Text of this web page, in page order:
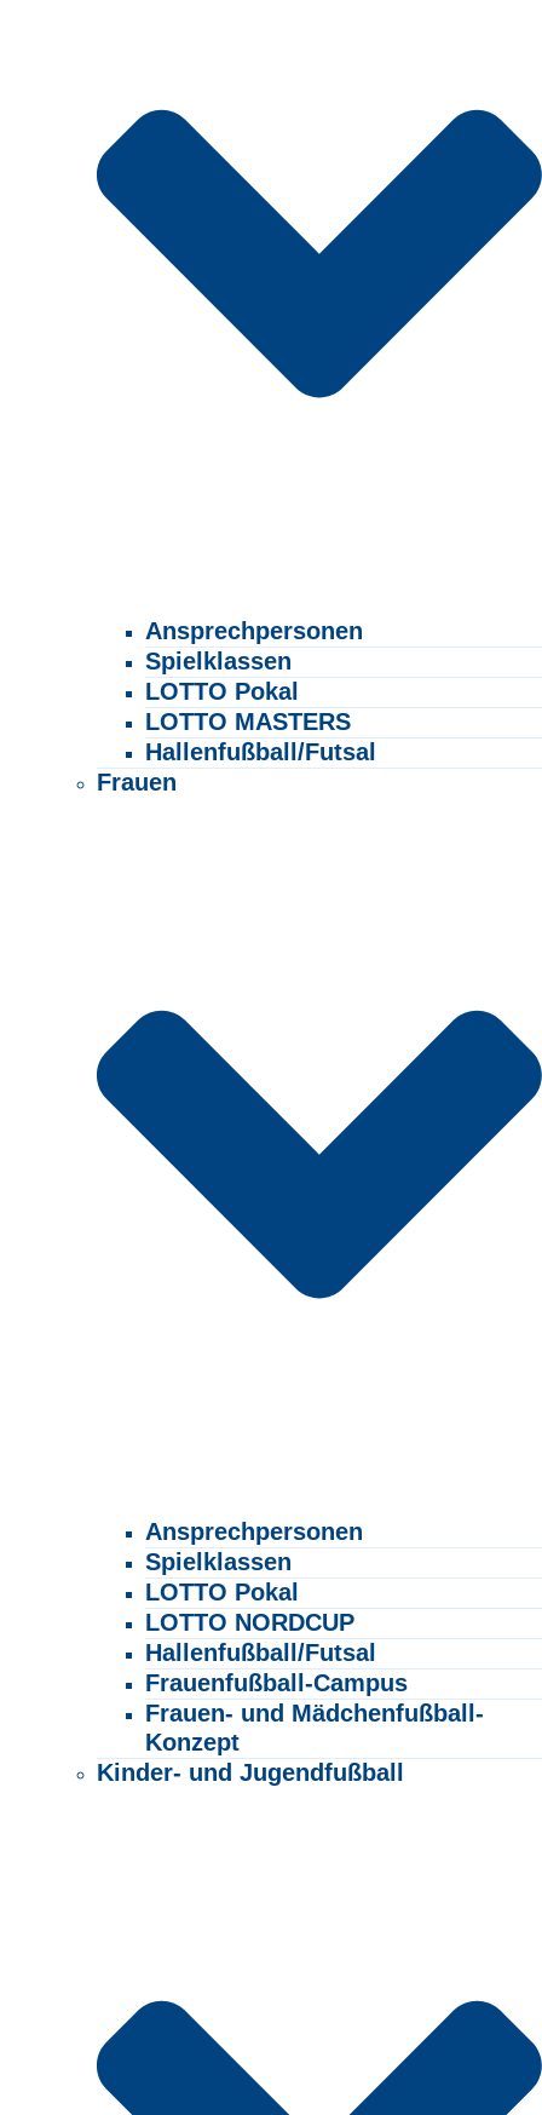
Ansprechpersonen
Spielklassen
LOTTO Pokal
LOTTO MASTERS
Hallenfußball/Futsal
Frauen
Ansprechpersonen
Spielklassen
LOTTO Pokal
LOTTO NORDCUP
Hallenfußball/Futsal
Frauenfußball-Campus
Frauen- und Mädchenfußball-
Konzept
Kinder- und Jugendfußball